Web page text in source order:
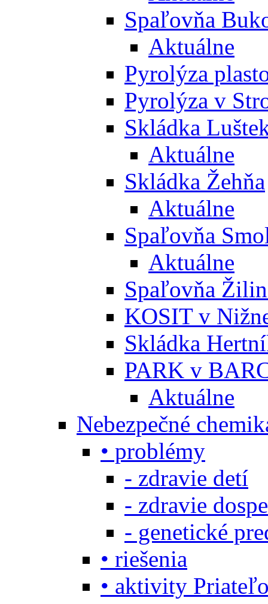
Spaľovňa
Aktuálne
Pyrolýza
Pyrolýza v
Skládka
Aktuálne
Skládka Žehňa
Aktuálne
Spaľovňa
Aktuálne
Spaľovňa
KOSIT v
Skládka
PARK v
Aktuálne
Nebezpečné
• problémy
- zdravie detí
- zdravie
- genetické
• riešenia
• aktivity